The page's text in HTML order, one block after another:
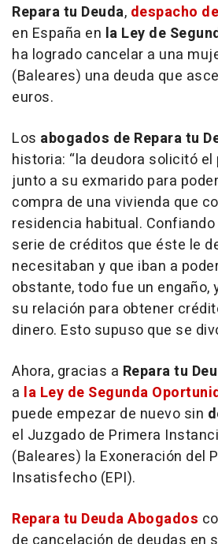
Repara tu Deuda, despacho
en España en la Ley de
ha logrado cancelar a una
(Baleares) una deuda que
euros.
Los abogados de Repara tu
historia: “la deudora solicitó
junto a su exmarido para
compra de una vivienda que
residencia habitual.
serie de créditos que éste le
necesitaban y que iban a
obstante, todo fue un engaño,
su relación para obtener
dinero. Esto supuso que se
Ahora, gracias a Repara tu
a la Ley de Segunda
puede empezar de nuevo sin
el Juzgado de Primera
(Baleares) la Exoneración del
Insatisfecho (EPI).
Repara tu Deuda Abogados